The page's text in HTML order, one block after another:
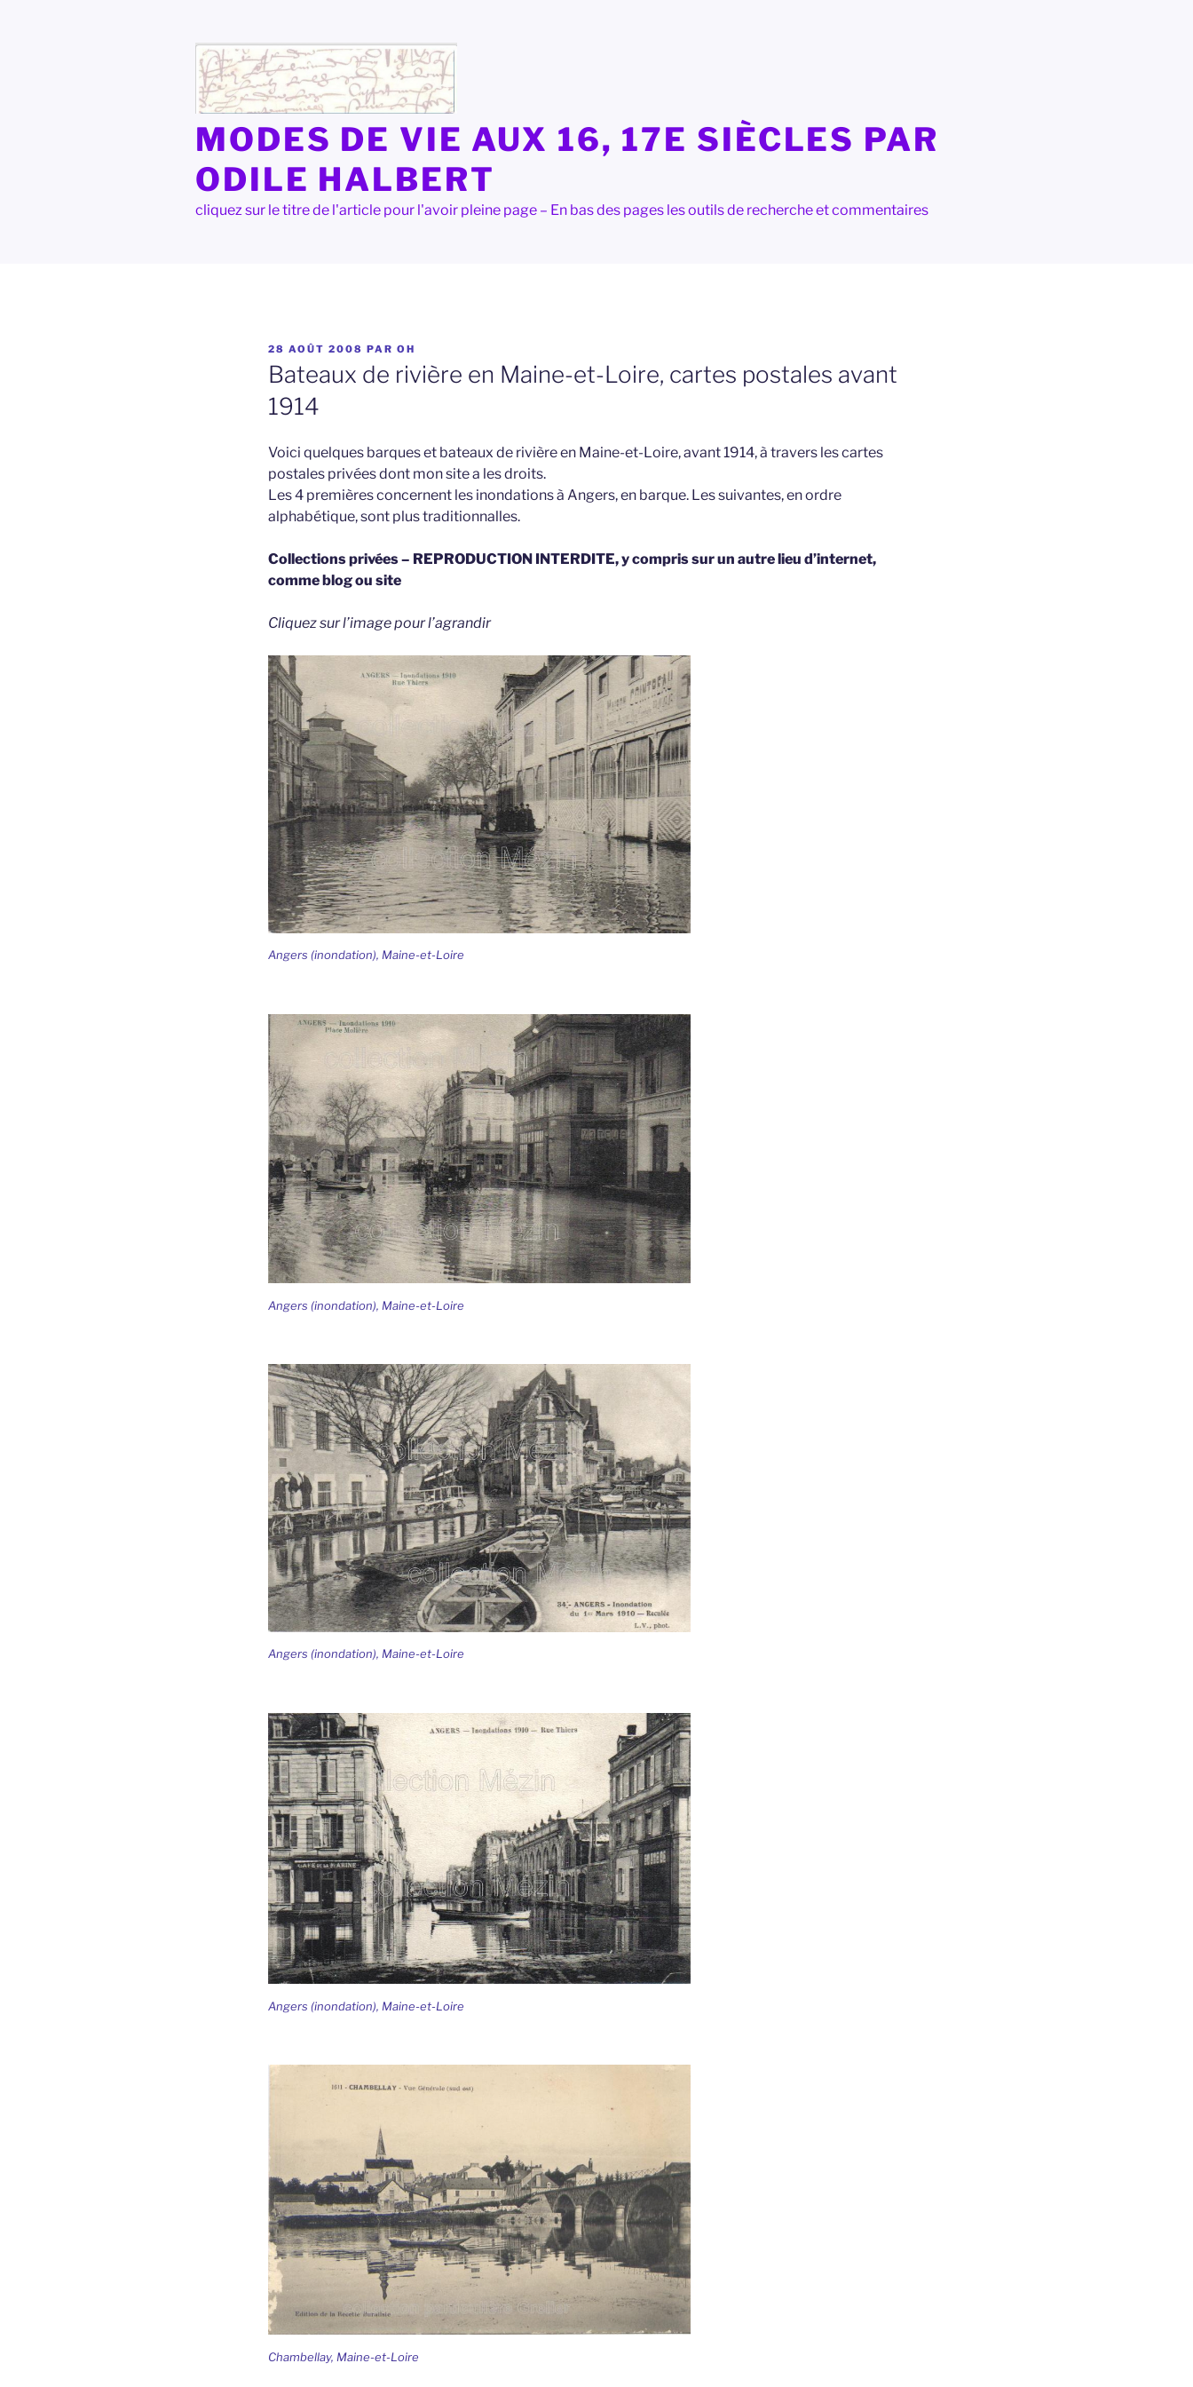
MODES DE VIE AUX 16, 17E SIÈCLES PAR
ODILE HALBERT
cliquez sur le titre de l'article pour l'avoir pleine page – En bas des pages les outils de recherche et commentaires
PUBLIÉ
LE
28 AOÛT 2008 PAR OH
Bateaux de rivière en Maine-et-Loire, cartes postales avant
1914
Voici quelques barques et bateaux de rivière en Maine-et-Loire, avant 1914, à travers les cartes
postales privées dont mon site a les droits.
Les 4 premières concernent les inondations à Angers, en barque. Les suivantes, en ordre
alphabétique, sont plus traditionnalles.
Collections privées – REPRODUCTION INTERDITE, y compris sur un autre lieu d’internet,
comme blog ou site
Cliquez sur l’image pour l’agrandir
Angers (inondation), Maine-et-Loire
Angers (inondation), Maine-et-Loire
Angers (inondation), Maine-et-Loire
Angers (inondation), Maine-et-Loire
Chambellay, Maine-et-Loire